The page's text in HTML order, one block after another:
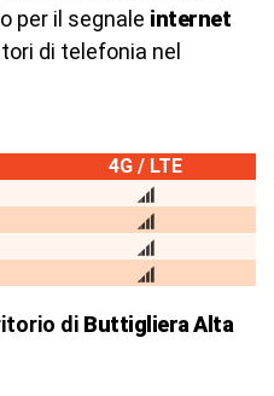
per il segnale internet
di telefonia nel
4G / LTE
di Buttigliera Alta